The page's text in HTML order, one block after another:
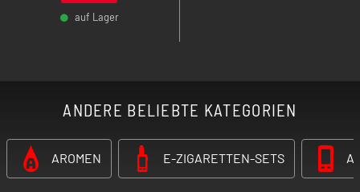
auf Lager
Ideal für alle, die
System erwarten.
ANDERE BELIEBTE KATEGORIEN
AROMEN E-ZIGARETTEN-SETS